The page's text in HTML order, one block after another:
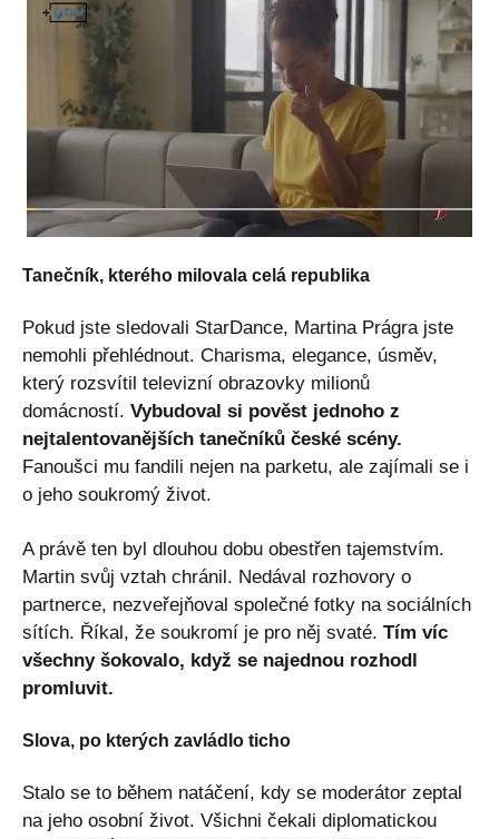
Tanečník, kterého milovala celá republika
Pokud jste sledovali StarDance, Martina Prágra jste
nemohli přehlédnout. Charisma, elegance, úsměv,
který rozsvítil televizní obrazovky milionů
domácností. Vybudoval si pověst jednoho z
nejtalentovanějších tanečníků české scény.
Fanoušci mu fandili nejen na parketu, ale zajímali se i
o jeho soukromý život.
A právě ten byl dlouhou dobu obestřen tajemstvím.
Martin svůj vztah chránil. Nedával rozhovory o
partnerce, nezveřejňoval společné fotky na sociálních
sítích. Říkal, že soukromí je pro něj svaté. Tím víc
všechny šokovalo, když se najednou rozhodl
promluvit.
Slova, po kterých zavládlo ticho
Stalo se to během natáčení, kdy se moderátor zeptal
na jeho osobní život. Všichni čekali diplomatickou